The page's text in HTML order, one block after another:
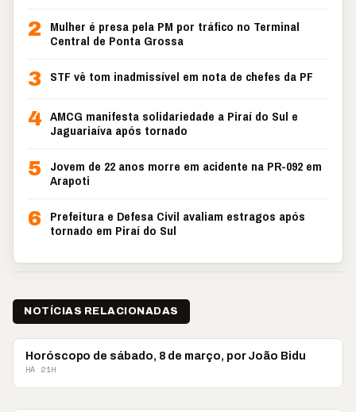
2
Mulher é presa pela PM por tráfico no Terminal
Central de Ponta Grossa
3 STF vê tom inadmissível em nota de chefes da PF
4 AMCG manifesta solidariedade a Piraí do Sul e
Jaguariaíva após tornado
5 Jovem de 22 anos morre em acidente na PR-092 em
Arapoti
6 Prefeitura e Defesa Civil avaliam estragos após
tornado em Piraí do Sul
NOTÍCIAS RELACIONADAS
ASTROLOGIA
Horóscopo de sábado, 8 de março, por João Bidu
HÁ 21H